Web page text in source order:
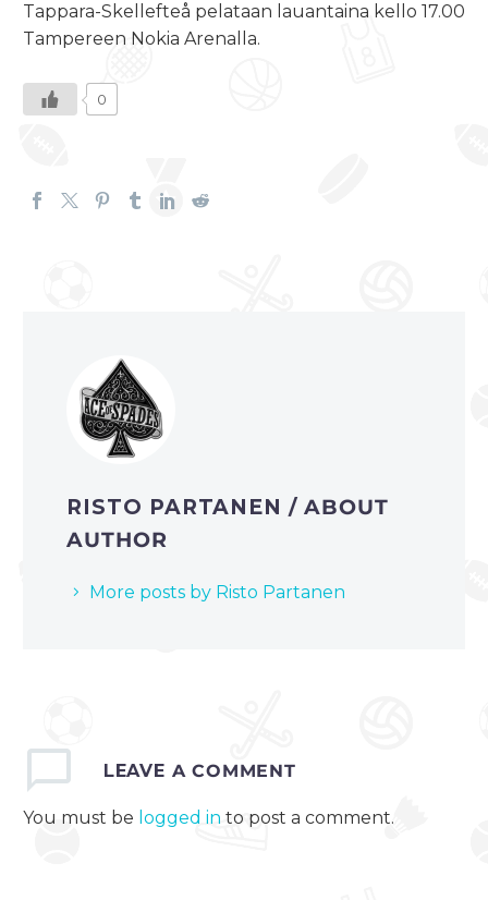
Tappara-Skellefteå pelataan lauantaina kello 17.00
Tampereen Nokia Arenalla.
0
RISTO PARTANEN/ ABOUT
AUTHOR
More posts by Risto Partanen
LEAVE A COMMENT
You must be logged in to post a comment.